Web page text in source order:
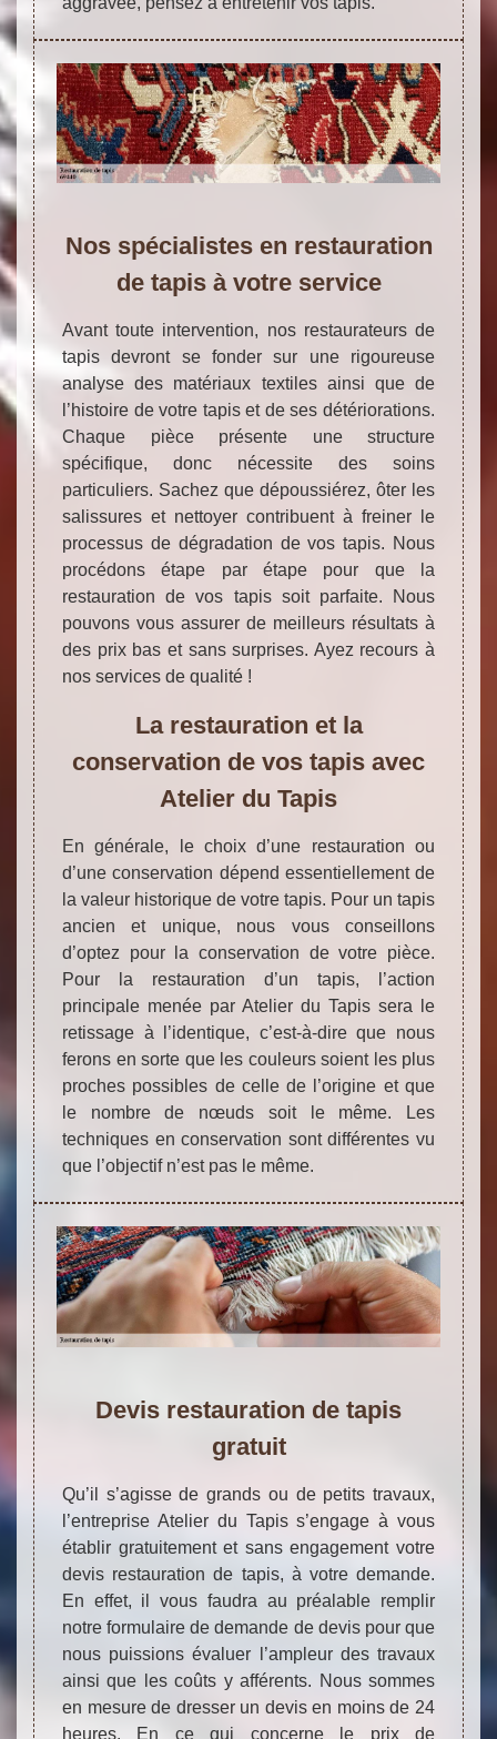
Nos spécialistes en restauration
de tapis à votre service
Avant toute intervention, nos restaurateurs de
tapis devront se fonder sur une rigoureuse
analyse des matériaux textiles ainsi que de
l’histoire de votre tapis et de ses détériorations.
Chaque pièce présente une structure
spécifique, donc nécessite des soins
particuliers. Sachez que dépoussiérez, ôter les
salissures et nettoyer contribuent à freiner le
processus de dégradation de vos tapis. Nous
procédons étape par étape pour que la
restauration de vos tapis soit parfaite. Nous
pouvons vous assurer de meilleurs résultats à
des prix bas et sans surprises. Ayez recours à
nos services de qualité !
La restauration et la
conservation de vos tapis avec
Atelier du Tapis
En générale, le choix d’une restauration ou
d’une conservation dépend essentiellement de
la valeur historique de votre tapis. Pour un tapis
ancien et unique, nous vous conseillons
d’optez pour la conservation de votre pièce.
Pour la restauration d’un tapis, l’action
principale menée par Atelier du Tapis sera le
retissage à l’identique, c’est-à-dire que nous
ferons en sorte que les couleurs soient les plus
proches possibles de celle de l’origine et que
le nombre de nœuds soit le même. Les
techniques en conservation sont différentes vu
que l’objectif n’est pas le même.
Devis restauration de tapis
gratuit
Qu’il s’agisse de grands ou de petits travaux,
l’entreprise Atelier du Tapis s’engage à vous
établir gratuitement et sans engagement votre
devis restauration de tapis, à votre demande.
En effet, il vous faudra au préalable remplir
notre formulaire de demande de devis pour que
nous puissions évaluer l’ampleur des travaux
ainsi que les coûts y afférents. Nous sommes
en mesure de dresser un devis en moins de 24
heures. En ce qui concerne le prix de